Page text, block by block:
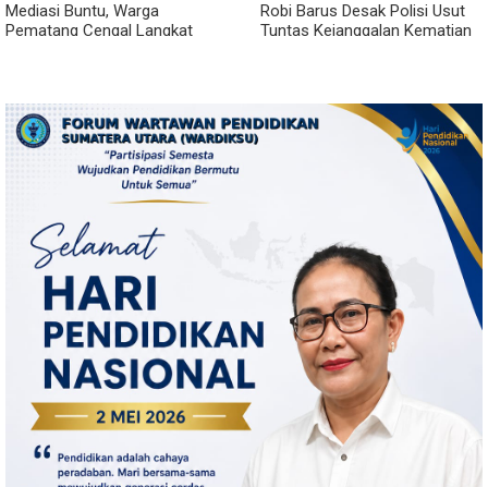
Mediasi Buntu, Warga
Pematang Cengal Langkat
Robi Barus Desak Polisi Usut
Tuntas Kejanggalan Kematian